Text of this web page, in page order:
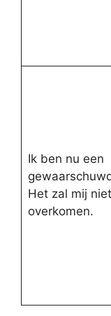
Ik ben nu een
Het zal mij niet
overkomen.